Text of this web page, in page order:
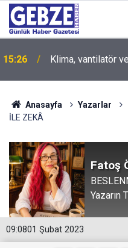
15:26
Anasayfa Yazarlar
İLE ZEKÂ
Fatoş
Yazarın
09:0801 Şubat 2023